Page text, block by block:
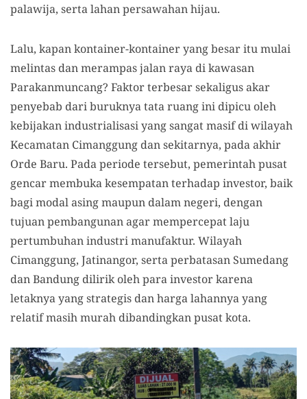
palawija, serta lahan persawahan hijau.
Lalu, kapan kontainer-kontainer yang besar itu mulai
melintas dan merampas jalan raya di kawasan
Parakanmuncang? Faktor terbesar sekaligus akar
penyebab dari buruknya tata ruang ini dipicu oleh
kebijakan industrialisasi yang sangat masif di wilayah
Kecamatan Cimanggung dan sekitarnya, pada akhir
Orde Baru. Pada periode tersebut, pemerintah pusat
gencar membuka kesempatan terhadap investor, baik
bagi modal asing maupun dalam negeri, dengan
tujuan pembangunan agar mempercepat laju
pertumbuhan industri manufaktur. Wilayah
Cimanggung, Jatinangor, serta perbatasan Sumedang
dan Bandung dilirik oleh para investor karena
letaknya yang strategis dan harga lahannya yang
relatif masih murah dibandingkan pusat kota.